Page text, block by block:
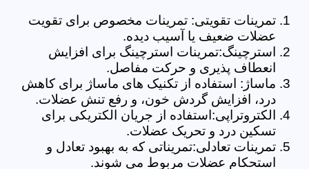
تمرینات تقویتی: تمرینات مخصوص برای تقویت
عضلات ضعیف یا آسیب دیده.
استرچینگ:تمرینات استرچینگ برای افزایش
انعطاف پذیری و حرکت مفاصل.
ماساژ: استفاده از تکنیک های ماساژ برای کاهش
درد، افزایش گردش خون، و رفع تنش عضلات.
الکتروتراپی:استفاده از جریان الکتریکی برای
تسکین درد و تحریک عضلات.
تمرینات تعادلی:تمریناتی که به بهبود تعادل و
استحکام عضلات مربوط می شوند.